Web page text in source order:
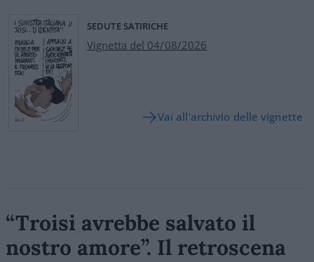
SEDUTE SATIRICHE
Vignetta del 04/08/2026
Vai all'archivio delle vignette
“Troisi avrebbe salvato il
nostro amore”. Il retroscena